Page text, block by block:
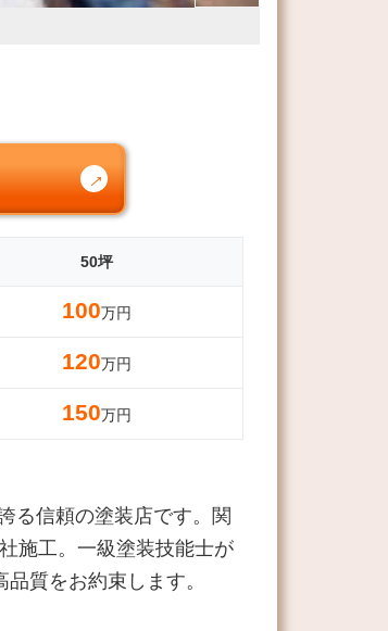
50坪
100万円
120万円
150万円
る信頼の塗装店です。関
施工。一級塗装技能士が
質をお約束します。